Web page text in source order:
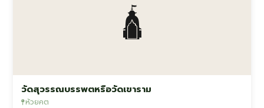
🛕
วัดสุวรรณบรรพตหรือวัดเขาราม
ห้วยคต